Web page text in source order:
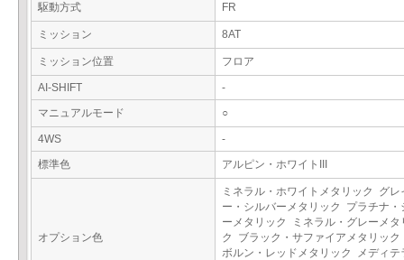
駆動方式 FR
ミッション 8AT
ミッション位置 フロア
AI-SHIFT
-
マニュアルモード
○
4WS
-
標準色
アルピン・ホワイトIII
オプション色
ミネラル・ホワイトメタリック グレ
ー・シルバーメタリック プラチナ・
ーメタリック ミネラル・グレーメタ
ク ブラック・サファイアメタリッ
ボルン・レッドメタリック メディテ